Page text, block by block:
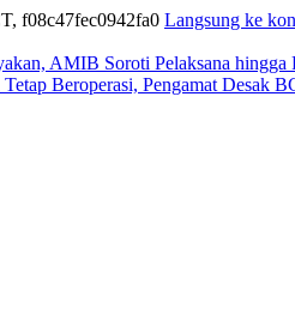
f08c47fec0942fa0 Langsung ke
AMIB Soroti Pelaksana hingga
Beroperasi, Pengamat Desak